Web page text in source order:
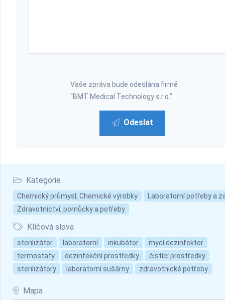
Kategorie
Chemický průmysl, Chemické výrobky
Laboratorní potřeby a
Zdravotnictví, pomůcky a potřeby
Klíčová slova
sterilizátor laboratorní inkubátor
mycí dezinfektor
termostaty
dezinfekční prostředky
čistící prostředky
sterilizátory
laboratorní sušárny zdravotnické potřeby
Mapa
Vaše zpráva bude odeslána firmě
“BMT Medical Technology s.r.o.”
Odeslat